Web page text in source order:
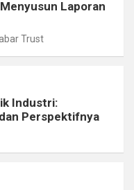
Laporan
Trust
Industri:
Perspektifnya